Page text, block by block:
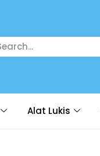
Alat Lukis